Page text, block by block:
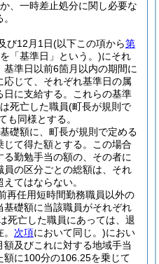
、一時差止処分に関し必要な
び12月1日(以下この項から第
「基準日」という。)にそれ
準日以前6箇月以内の期間に
じて、それぞれ基準日の属
に支給する。
これらの基準
死亡した職員(町長が規則で
も同様とする。
礎額に、町長が規則で定める
て得た額とする。
この場合
勤勉手当の額の、その者に
員の区分ごとの総額は、それ
てはならない。
再任用短時間勤務職員以外の
礎額に当該職員がそれぞれ
死亡した職員にあっては、退
次項において同じ。)におい
及びこれに対する地域手当
に100分の106.25を乗じて